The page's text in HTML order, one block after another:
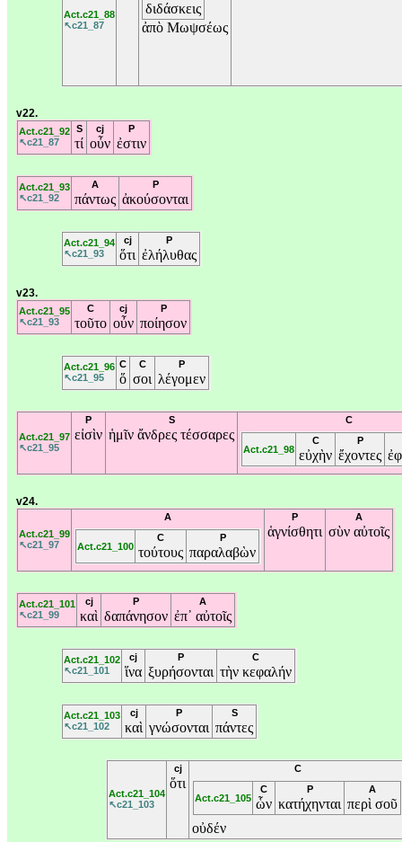
Act.c21_88
↖c21_87
διδάσκεις
ἀπὸ Μωψσέως
v22.
Act.c21_92
↖c21_87
S
τί
cj
οὖν
P
ἐστιν
Act.c21_93
↖c21_92
A
πάντως
P
ἀκούσονται
Act.c21_94
↖c21_93
cj
ὅτι
P
ἐλήλυθας
v23.
Act.c21_95
↖c21_93
C
τοῦτο
cj
οὖν
P
ποίησον
Act.c21_96
↖c21_95
C
ὅ
C
σοι
P
λέγομεν
Act.c21_97
↖c21_95
P
εἰσὶν
S
ἡμῖν ἄνδρες τέσσαρες
C
Act.c21_98
C
εὐχὴν
P
ἔχοντες
v24.
Act.c21_99
↖c21_97
A
Act.c21_100
C
τούτους
P
παραλαβὼν
P
ἁγνίσθητι
A
σὺν αὐτοῖς
Act.c21_101
↖c21_99
cj
καὶ
P
δαπάνησον
A
ἐπ᾽ αὐτοῖς
Act.c21_102
↖c21_101
cj
ἵνα
P
ξυρήσονται
C
τὴν κεφαλήν
Act.c21_103
↖c21_102
cj
καὶ
P
γνώσονται
S
πάντες
Act.c21_104
↖c21_103
cj
ὅτι
C
Act.c21_105
C
ὧν
P
κατήχηνται
A
περὶ σοῦ
οὐδέν